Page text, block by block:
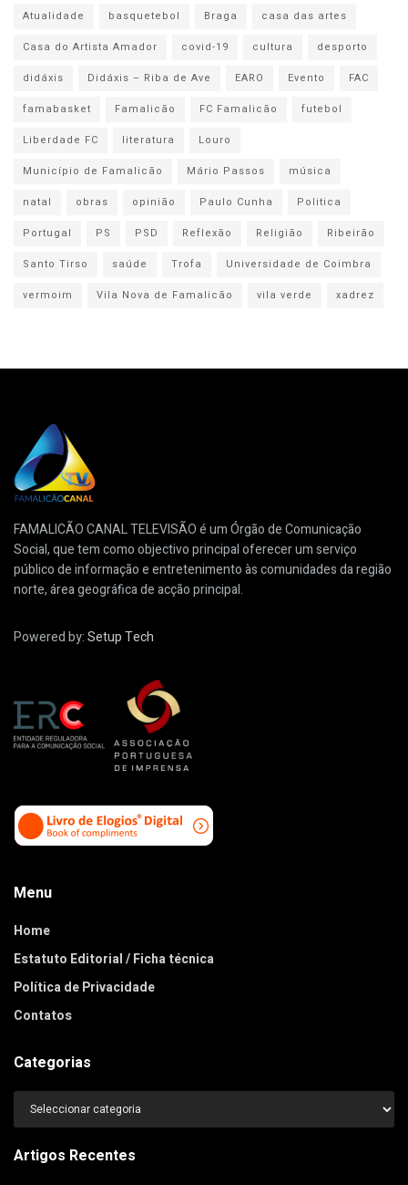
Atualidade
basquetebol Braga
casa das artes
Casa do Artista Amador
covid-19 cultura
desporto
didáxis
Didáxis – Riba de Ave EARO Evento
FAC
famabasket
Famalicão FC Famalicão
futebol
Liberdade FC
literatura
Louro
Município de Famalicão
Mário Passos
música
natal
obras opinião Paulo Cunha
Politica
Portugal
PS PSD Reflexão Religião
Ribeirão
Santo Tirso
saúde Trofa
Universidade de Coimbra
vermoim
Vila Nova de Famalicão vila verde xadrez
FAMALICÃO CANAL TELEVISÃO é um Órgão de Comunicação
Social, que tem como objectivo principal oferecer um serviço
público de informação e entretenimento às comunidades da região
norte, área geográfica de acção principal.
Powered by:Setup Tech
Menu
Home
Estatuto Editorial / Ficha técnica
Política de Privacidade
Contatos
Categorias
Categorias
Artigos Recentes